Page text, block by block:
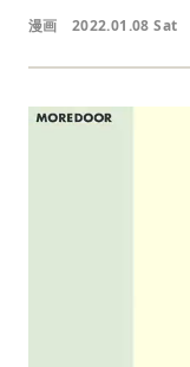
漫画 2022.01.08 Sat